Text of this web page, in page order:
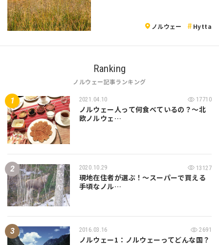
ノルウェー Hytta
Ranking
ノルウェー記事ランキング
2021.04.10 17710
ノルウェー人って何食べているの？〜北
欧ノルウェ…
2020.10.29 13127
現地在住者が選ぶ！〜スーパーで買える
手頃なノル…
2016.03.16 2691
ノルウェー1：ノルウェーってどんな国？